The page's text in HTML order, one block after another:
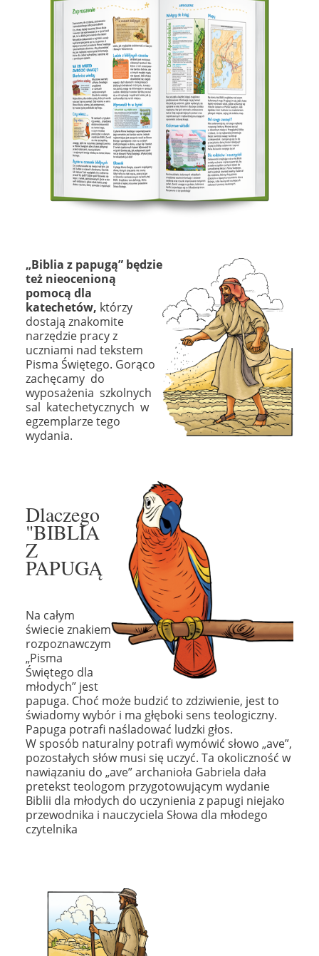
„Biblia z papugą” będzie
też nieocenioną
pomocą dla
katechetów, którzy
dostają znakomite
narzędzie pracy z
uczniami nad tekstem
Pisma Świętego. Gorąco
zachęcamy do
wyposażenia szkolnych
sal katechetycznych w
egzemplarze tego
wydania.
Dlaczego
"BIBLIA
Z
PAPUGĄ
Na całym
świecie znakiem
rozpoznawczym
„Pisma
Świętego dla
młodych” jest
papuga. Choć może budzić to zdziwienie, jest to
świadomy wybór i ma głęboki sens teologiczny.
Papuga potrafi naśladować ludzki głos.
W sposób naturalny potrafi wymówić słowo „ave”,
pozostałych słów musi się uczyć. Ta okoliczność w
nawiązaniu do „ave” archanioła Gabriela dała
pretekst teologom przygotowującym wydanie
Biblii dla młodych do uczynienia z papugi niejako
przewodnika i nauczyciela Słowa dla młodego
czytelnika